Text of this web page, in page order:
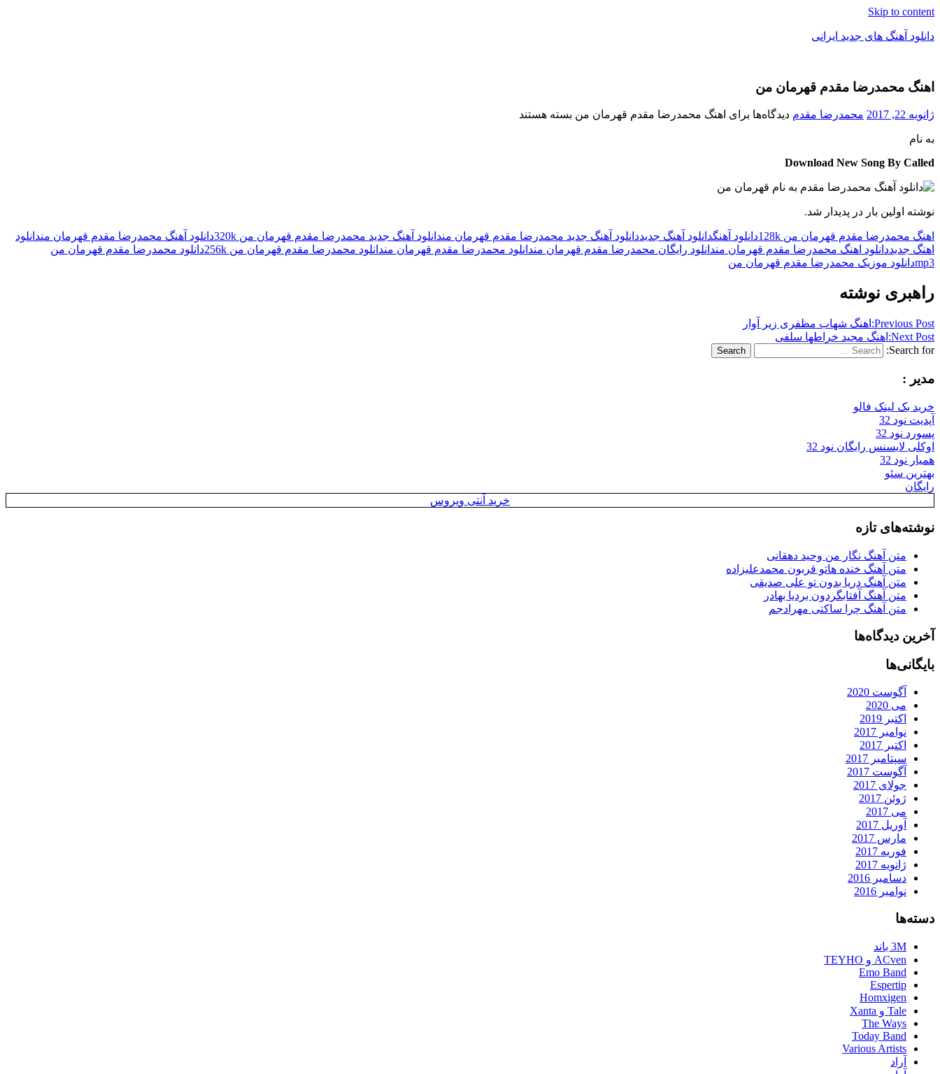
Skip to content
دانلود آهنگ های جدید ایرانی
فول
موزیک
اهنگ محمدرضا مقدم قهرمان من
ژانویه 22, 2017 محمدرضا مقدم دیدگاه‌ها برای اهنگ محمدرضا مقدم قهرمان من بسته هستند
به نام
Download New Song By Called
نوشته اولین بار در پدیدار شد.
اهنگ محمدرضا مقدم قهرمان من 128k دانلود آهنگدانلود آهنگ جدیددانلود آهنگ جدید محمدرضا مقدم قهرمان مندانلود آهنگ جدید محمدرضا مقدم قهرمان من 320k دانلود آهنگ محمدرضا مقدم قهرمان مندانلود
اهنگ جدیددانلود اهنگ محمدرضا مقدم قهرمان مندانلود رایگان محمدرضا مقدم قهرمان مندانلود محمدرضا مقدم قهرمان مندانلود محمدرضا مقدم قهرمان من 256k
دانلود محمدرضا مقدم قهرمان من
mp3دانلود موزیک محمدرضا مقدم قهرمان من
راهبری نوشته
Previous Post: اهنگ شهاب مظفری زیر آوار
Next Post: اهنگ مجید خراطها سلفی
Search for:
Search
مدیر :
خرید بک لینک فالو
آپدیت نود 32
پسورد نود 32
اوکلی لایسنس رایگان نود 32
همیار نود 32
بهترین سئو
رایگان
خرید آنتی ویروس
نوشته‌های تازه
متن آهنگ نگار من وحید دهقانی
متن آهنگ خنده هاتو قربون محمدعلیزاده
متن آهنگ دریا بدون تو علی صدیقی
متن آهنگ آفتابگردون بردیا بهادر
متن آهنگ چرا ساکتی مهرادجم
آخرین دیدگاه‌ها
بایگانی‌ها
آگوست 2020
می 2020
اکتبر 2019
نوامبر 2017
اکتبر 2017
سپتامبر 2017
آگوست 2017
جولای 2017
ژوئن 2017
می 2017
آوریل 2017
مارس 2017
فوریه 2017
ژانویه 2017
دسامبر 2016
نوامبر 2016
دسته‌ها
3M باند
ACven و TEYHO
Emo Band
Espertip
Homxigen
Tale و Xanta
The Ways
Today Band
Various Artists
آراد